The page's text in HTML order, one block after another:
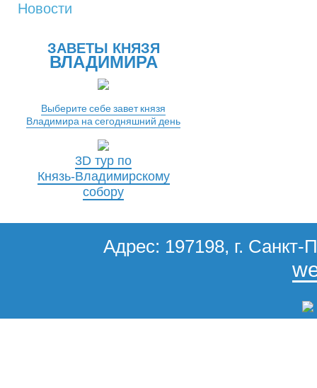
Новости
ЗАВЕТЫ КНЯЗЯ
ВЛАДИМИРА
Выберите себе завет князя
Владимира на сегодняшний день
3D тур по
Князь-Владимирскому
собору
Адрес: 197198, г. Санкт-